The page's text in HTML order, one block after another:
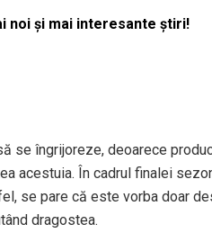
noi și mai interesante știri!
se îngrijoreze, deoarece
acestuia. În cadrul finalei
se pare că este vorba doar
dragostea.